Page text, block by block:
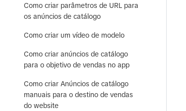
Como criar parâmetros de URL para
os anúncios de catálogo
Como criar um vídeo de modelo
Como criar anúncios de catálogo
para o objetivo de vendas no app
Como criar Anúncios de catálogo
manuais para o destino de vendas
do website